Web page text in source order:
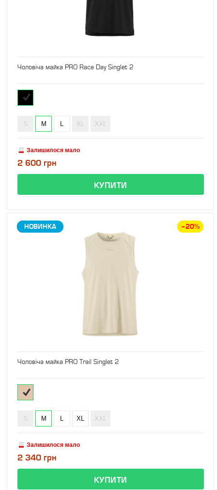
Чоловіча майка PRO Race Day Singlet 2
S M L XL XXL
Залишилося мало
2 600 грн
ЗНИЖКА –20%
НОВИНКА
Чоловіча майка PRO Trail Singlet 2
S M L XL XXL
Залишилося мало
2 340 грн